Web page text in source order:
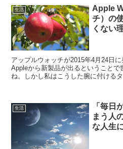
生活
Apple
チ）の
くない
アップルウォッチが2015年4月24日
Appleから新製品が出るということ
ね。しかし私はこうした腕に付ける
生活
「毎日
まう人
な人生